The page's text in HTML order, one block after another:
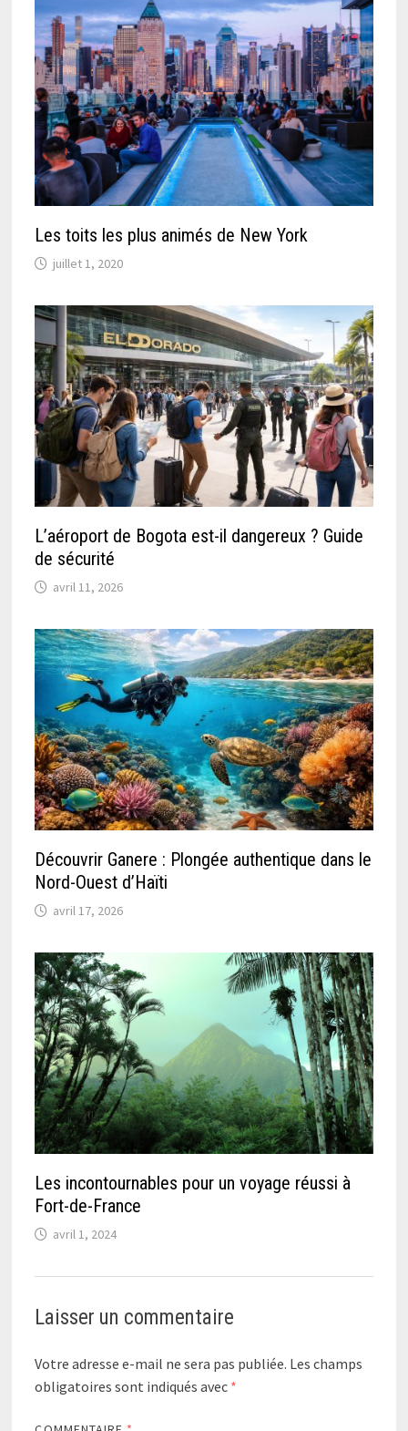
Les toits les plus animés de New York
juillet 1, 2020
L’aéroport de Bogota est-il dangereux ? Guide
de sécurité
avril 11, 2026
Découvrir Ganere : Plongée authentique dans le
Nord-Ouest d’Haïti
avril 17, 2026
Les incontournables pour un voyage réussi à
Fort-de-France
avril 1, 2024
Laisser un commentaire
Votre adresse e-mail ne sera pas publiée. Les champs
obligatoires sont indiqués avec *